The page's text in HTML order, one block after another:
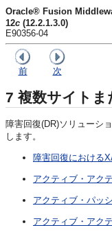
Oracle® Fusion
12c (12.2.1.3.0)
E90356-04
前 次
7複数サイト
障害回復(DR)ソリューシ
します。
障害回復における
アクティブ・アク
アクティブ・パッ
アクティブ・アク